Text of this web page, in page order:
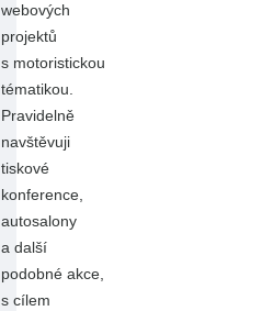
webových
projektů
s motoristickou
tématikou.
Pravidelně
navštěvuji
tiskové
konference,
autosalony
a další
podobné akce,
s cílem